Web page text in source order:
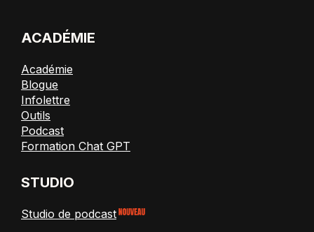
ACADÉMIE
Académie
Blogue
Infolettre
Outils
Podcast
Formation Chat GPT
STUDIO
Studio de podcast